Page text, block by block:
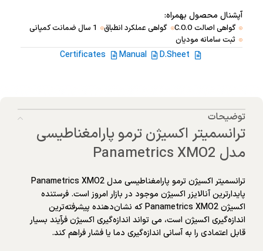
آپشنال محصول بهمراه:
گواهی اصالت C.O.O گواهی عملکرد انطباق
1 سال ضمانت کمپانی
ثبت سامانه مودیان
D.Sheet
Manual
Certificates
توضیحات
ترانسمیتر اکسیژن ترمو پارامغناطیسی
مدل Panametrics XMO2
ترانسمیتر اکسیژن ترمو پارامغناطیسی مدل Panametrics XMO2
پایدارترین آنالایزر اکسیژن موجود در بازار امروز است. فرستنده
اکسیژن Panametrics XMO2 که نشان‌دهنده پیشرفته‌ترین
اندازه‌گیری اکسیژن است، می تواند اندازه‌گیری اکسیژن فرآیند بسیار
قابل اعتمادی را به آسانی اندازه‌گیری دما یا فشار فراهم کند.